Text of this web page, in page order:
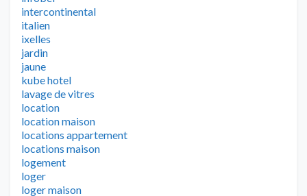
intercontinental
italien
ixelles
jardin
jaune
kube hotel
lavage de vitres
location
location maison
locations appartement
locations maison
logement
loger
loger maison